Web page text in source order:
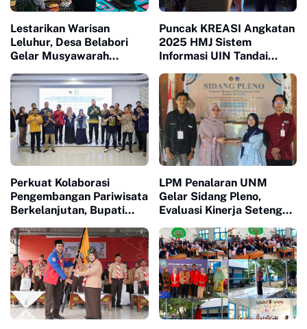
Lestarikan Warisan
Leluhur, Desa Belabori
Gelar Musyawarah
Badik
Puncak KREASI Angkatan
2025 HMJ Sistem
Informasi UIN Tandai
Perkuat Kolaborasi
Pengembangan Pariwisata
Berkelanjutan, Bupati
Masyarakat FISIP Unhas
LPM Penalaran UNM
Gelar Sidang Pleno,
Evaluasi Kinerja Setengah